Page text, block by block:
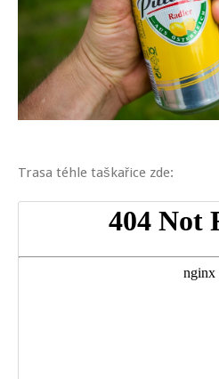
Trasa téhle taškařice zde: